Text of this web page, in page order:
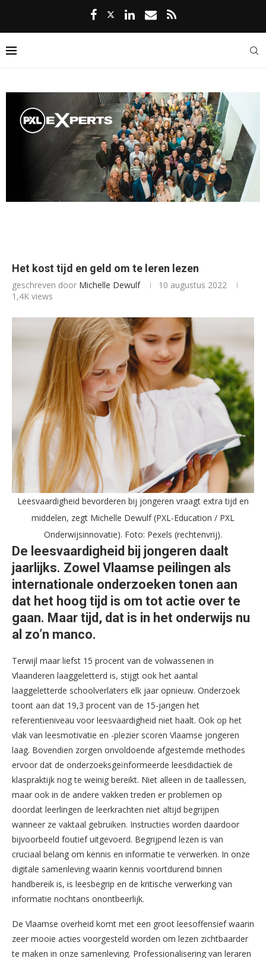
Het kost tijd en geld om te leren lezen
geschreven door Michelle Dewulf
10 augustus 2022
1,4K views
Leesvaardigheid bevorderen bij jongeren vraagt extra tijd en
middelen, zegt Michelle Dewulf (PXL-Education / PXL
Onderwijsinnovatie). Foto: Pexels (rechtenvrij).
De leesvaardigheid bij jongeren daalt
jaarlijks. Zowel Vlaamse peilingen als
internationale onderzoeken tonen aan
dat het hoog tijd is om tot actie over te
gaan. Maar tijd, dat is in het onderwijs nu
al zo’n manco.
Terwijl maar liefst 15 procent van de volwassenen in
Vlaanderen laaggeletterd is, stijgt ook het aantal
laaggeletterde schoolverlaters elk jaar opnieuw. Onderzoek
toont aan dat 19,3 procent van de 15-jarigen het
referentieniveau voor leesvaardigheid niet haalt. Ook op het
vlak van leesmotivatie en -plezier scoren Vlaamse jongeren
laag. Bovendien zorgen onvoldoende afgestemde methodes
ervoor dat de onderzoeksgeïnformeerde leesdidactiek de
klaspraktijk nog te weinig bereikt. Niet alleen in de taallessen,
maar ook in de andere vakken treden er problemen op
doordat leerlingen de leerkrachten niet altijd begrijpen
wanneer ze vaktaal gebruiken. Instructies worden daardoor
bijvoorbeeld foutief uitgevoerd. Begrijpend lezen is van
cruciaal belang om kennis en informatie te verwerken. In onze
digitale samenleving waarin kennis voortdurend binnen
handbereik is, is leesbegrip en de kritische verwerking van
informatie nochtans onontbeerlijk.
De Vlaamse overheid komt met een groot leesoffensief waarin
zeer mooie acties voorgesteld worden om lezen zichtbaarder
te maken in onze samenleving. Professionalisering van leraren